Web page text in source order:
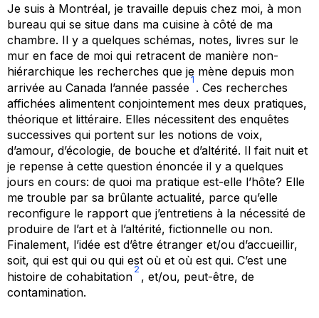
Je suis à Montréal, je travaille depuis chez moi, à mon
bureau qui se situe dans ma cuisine à côté de ma
chambre. Il y a quelques schémas, notes, livres sur le
mur en face de moi qui retracent de manière non-
hiérarchique les recherches que je mène depuis mon
arrivée au Canada l’année passée
1
. Ces recherches
affichées alimentent conjointement mes deux pratiques,
théorique et littéraire. Elles nécessitent des enquêtes
successives qui portent sur les notions de voix,
d’amour, d’écologie, de bouche et d’altérité. Il fait nuit et
je repense à cette question énoncée il y a quelques
jours en cours: de quoi ma pratique est-elle l’hôte? Elle
me trouble par sa brûlante actualité, parce qu’elle
reconfigure le rapport que j’entretiens à la nécessité de
produire de l’art et à l’altérité, fictionnelle ou non.
Finalement, l’idée est d’être étranger et/ou d’accueillir,
soit, qui est qui ou qui est où et où est qui. C’est une
histoire de cohabitation
2
, et/ou, peut-être, de
contamination.